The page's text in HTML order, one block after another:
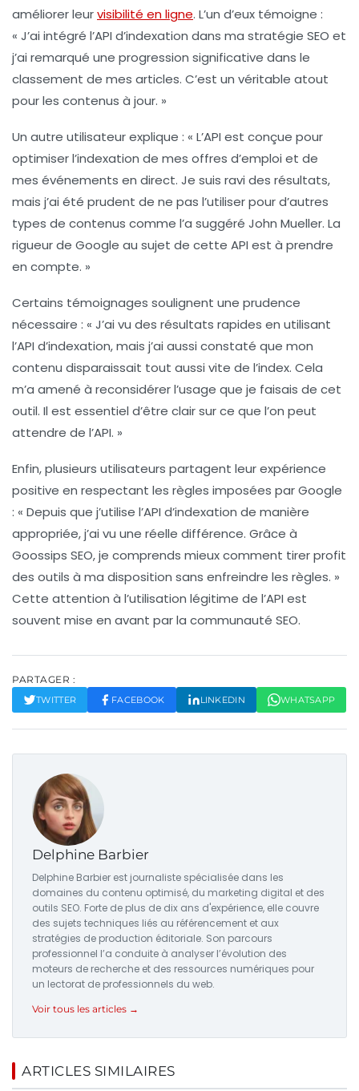
améliorer leurvisibilité en ligne. L’un d’eux témoigne :
« J’ai intégré l’API d’indexation dans ma stratégie SEO et
j’ai remarqué une progression significative dans le
classement de mes articles. C’est un véritable atout
pour les contenus à jour. »
Un autre utilisateur explique : « L’API est conçue pour
optimiser l’indexation de mes offres d’emploi et de
mes événements en direct. Je suis ravi des résultats,
mais j’ai été prudent de ne pas l’utiliser pour d’autres
types de contenus comme l’a suggéré John Mueller. La
rigueur de Google au sujet de cette API est à prendre
en compte. »
Certains témoignages soulignent une prudence
nécessaire : « J’ai vu des résultats rapides en utilisant
l’API d’indexation, mais j’ai aussi constaté que mon
contenu disparaissait tout aussi vite de l’index. Cela
m’a amené à reconsidérer l’usage que je faisais de cet
outil. Il est essentiel d’être clair sur ce que l’on peut
attendre de l’API. »
Enfin, plusieurs utilisateurs partagent leur expérience
positive en respectant les règles imposées par Google
: « Depuis que j’utilise l’API d’indexation de manière
appropriée, j’ai vu une réelle différence. Grâce à
Goossips SEO, je comprends mieux comment tirer profit
des outils à ma disposition sans enfreindre les règles. »
Cette attention à l’utilisation légitime de l’API est
souvent mise en avant par la communauté SEO.
PARTAGER :
TWITTER FACEBOOK LINKEDIN WHATSAPP
Delphine Barbier
Delphine Barbier est journaliste spécialisée dans les
domaines du contenu optimisé, du marketing digital et des
outils SEO. Forte de plus de dix ans d'expérience, elle couvre
des sujets techniques liés au référencement et aux
stratégies de production éditoriale. Son parcours
professionnel l’a conduite à analyser l’évolution des
moteurs de recherche et des ressources numériques pour
un lectorat de professionnels du web.
Voir tous les articles →
ARTICLES SIMILAIRES